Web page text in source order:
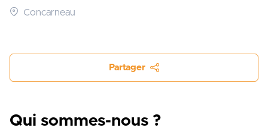
Concarneau
Partager
Qui sommes-nous ?